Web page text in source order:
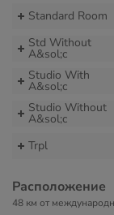
Standard Room
Std Without
A&sol;c
Studio With
A&sol;c
Studio Without
A&sol;c
Trpl
Расположение
48 км от